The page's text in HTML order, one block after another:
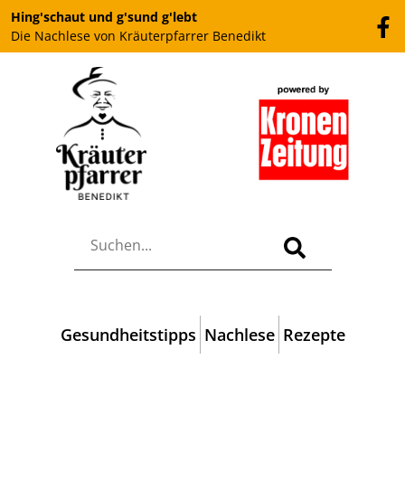
Hing'schaut und g'sund g'lebt
Die Nachlese von Kräuterpfarrer Benedikt
Gesundheitstipps Nachlese Rezepte